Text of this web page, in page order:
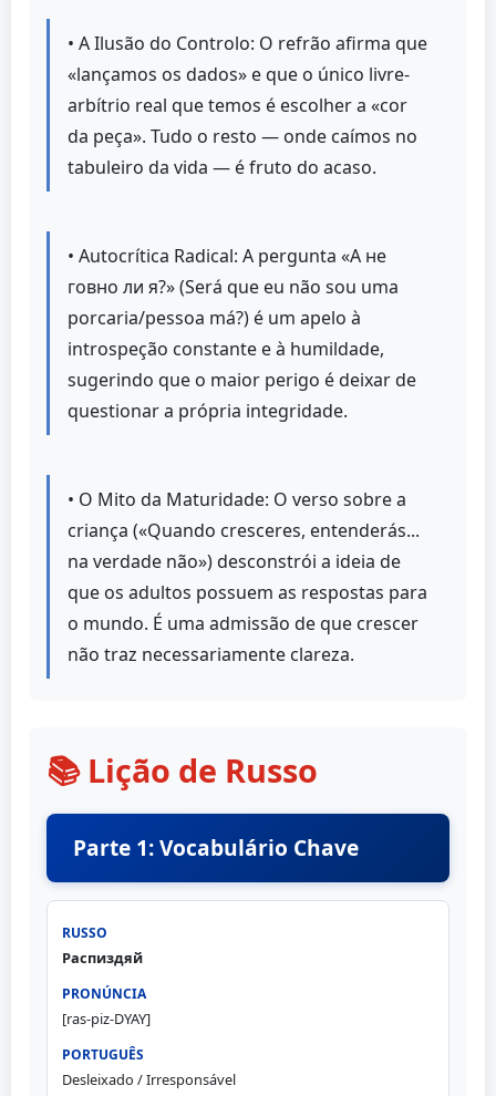
• A Ilusão do Controlo: O refrão afirma que
«lançamos os dados» e que o único livre-
arbítrio real que temos é escolher a «cor
da peça». Tudo o resto — onde caímos no
tabuleiro da vida — é fruto do acaso.
• Autocrítica Radical: A pergunta «А не
говно ли я?» (Será que eu não sou uma
porcaria/pessoa má?) é um apelo à
introspeção constante e à humildade,
sugerindo que o maior perigo é deixar de
questionar a própria integridade.
• O Mito da Maturidade: O verso sobre a
criança («Quando cresceres, entenderás...
na verdade não») desconstrói a ideia de
que os adultos possuem as respostas para
o mundo. É uma admissão de que crescer
não traz necessariamente clareza.
📚 Lição de Russo
Parte 1: Vocabulário Chave
Распиздяй
[ras-piz-DYAY]
Desleixado / Irresponsável